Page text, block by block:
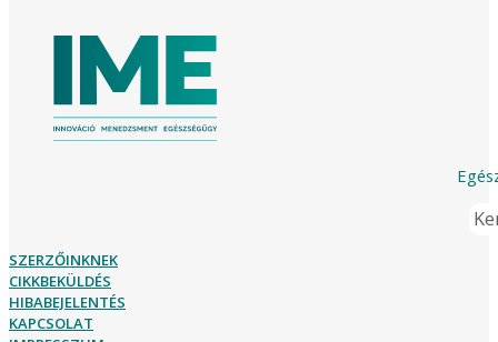
SZERZŐINKNEK
CIKKBEKÜLDÉS
HIBABEJELENTÉS
KAPCSOLAT